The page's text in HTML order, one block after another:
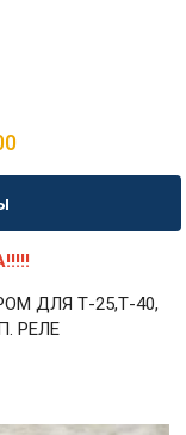
ДЛЯ Т-25,Т-40,
РЕЛЕ